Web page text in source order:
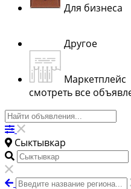
Для бизнеса
Другое
Маркетплейс
смотреть все
Сыктывкар